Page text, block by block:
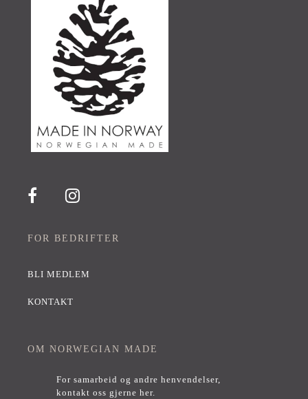
FOR BEDRIFTER
BLI MEDLEM
KONTAKT
OM NORWEGIAN MADE
For samarbeid og andre henvendelser,
kontakt oss gjerne her.